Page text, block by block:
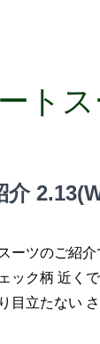
ト
介
ーツのご紹
ック柄 近く
目立たない